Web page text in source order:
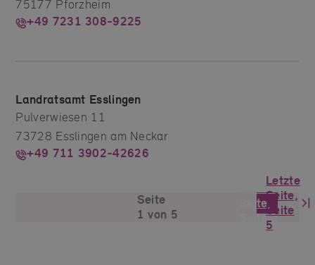
75177 Pforzheim
+49 7231 308-9225
Landratsamt Esslingen
Pulverwiesen 11
73728 Esslingen am Neckar
+49 711 3902-42626
Seite
1 von 5
Nächste
Seite,
Seite 2
Letzte
Seite,
Seite
5